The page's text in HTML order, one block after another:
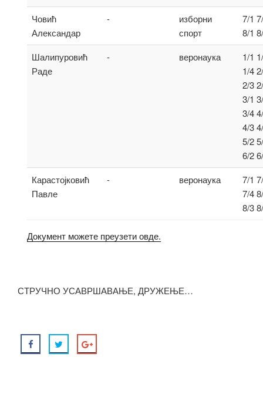
Човић
Александар
-
изборни
спорт
7/1
8/1
Шалипуровић
Раде
- веронаука
1/1
1/4
2/3
3/1
3/4
4/3
5/2
6/2
Карастојковић
Павле
- веронаука
7/1
7/4
8/3
Документ можете преузети овде.
СТРУЧНО УСАВРШАВАЊЕ, ДРУЖЕЊЕ…